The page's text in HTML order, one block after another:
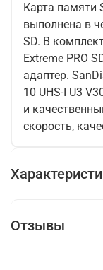
Карта памяти
выполнена в
SD. В комплекте поставки карты памяти SanDisk
Extreme PRO
адаптер. SanDisk Extreme PRO SDXC 128 ГБ Class
10 UHS-I U3
и
скорость,
Отзывы